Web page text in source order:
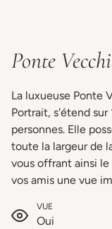
Ponte
La luxueuse Ponte
Portrait, s'étend
personnes. Elle
toute la largeur de
vous offrant ainsi
vos amis une vue
VUE
Oui